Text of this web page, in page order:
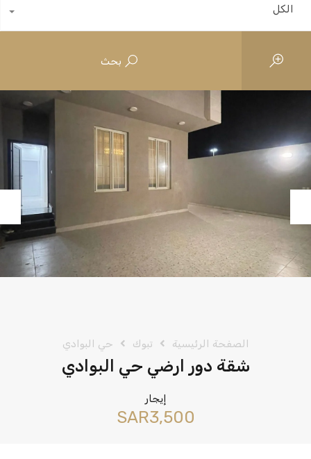
الكل
بحث
الصفحة الرئيسية تبوك حي البوادي
شقة دور ارضي حي البوادي
إيجار
‪SAR3,500